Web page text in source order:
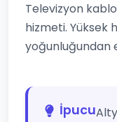
Televizyon
hizmeti. Yüksek
yoğunluğundan
İpucu